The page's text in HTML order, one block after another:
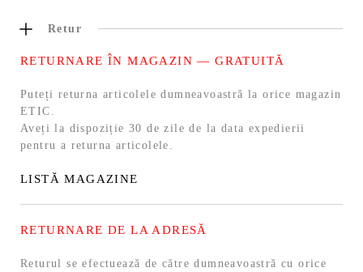
Retur
RETURNARE ÎN MAGAZIN — GRATUITĂ
Puteți returna articolele dumneavoastră la orice magazin
ETIC.
Aveți la dispoziție 30 de zile de la data expedierii
pentru a returna articolele.
LISTĂ MAGAZINE
RETURNARE DE LA ADRESĂ
Returul se efectuează de către dumneavoastră cu orice